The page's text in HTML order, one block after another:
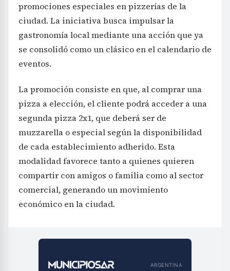
promociones especiales en pizzerías de la
ciudad. La iniciativa busca impulsar la
gastronomía local mediante una acción que ya
se consolidó como un clásico en el calendario de
eventos.
La promoción consiste en que, al comprar una
pizza a elección, el cliente podrá acceder a una
segunda pizza 2x1, que deberá ser de
muzzarella o especial según la disponibilidad
de cada establecimiento adherido. Esta
modalidad favorece tanto a quienes quieren
compartir con amigos o familia como al sector
comercial, generando un movimiento
económico en la ciudad.
ARGENTINA